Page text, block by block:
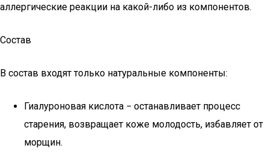
аллергические реакции на какой-либо из компонентов.
Состав
В состав входят только натуральные компоненты:
Гиалуроновая кислота − останавливает процесс
старения, возвращает коже молодость, избавляет от
морщин.